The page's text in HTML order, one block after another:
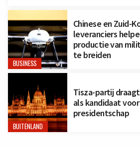
BUSINESS
Chinese en Zuid-
leveranciers
productie van
te breiden
BUITENLAND
Tisza-partij
als kandidaat
presidentschap